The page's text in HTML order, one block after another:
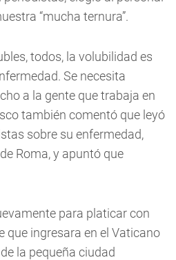
“mucha ternura”.
todos, la volubilidad es
Se necesita
a la gente que trabaja en
también comentó que leyó
sobre su enfermedad,
Roma, y apuntó que
para platicar con
que ingresara en el Vaticano
la pequeña ciudad